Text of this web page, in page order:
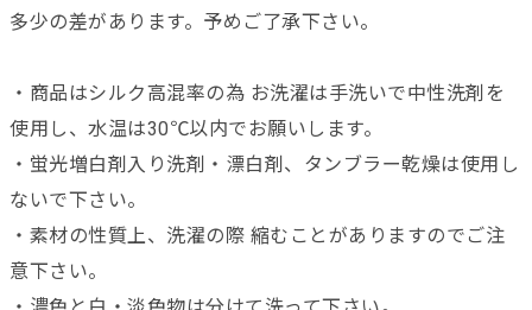
多少の差があります。予めご了承下さい。
・商品はシルク高混率の為 お洗濯は手洗いで中性洗剤を
使用し、水温は30℃以内でお願いします。
・蛍光増白剤入り洗剤・漂白剤、タンブラー乾燥は使用し
ないで下さい。
・素材の性質上、洗濯の際 縮むことがありますのでご注
意下さい。